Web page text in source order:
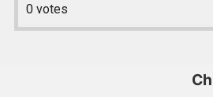
0votes